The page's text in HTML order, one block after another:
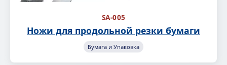
SA-005
Ножи для продольной резки бумаги
Бумага и Упаковка